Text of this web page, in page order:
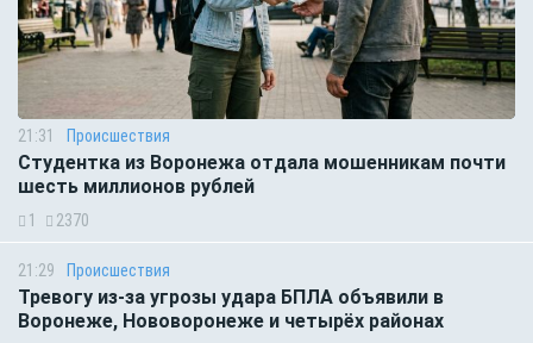
21:31 Происшествия
Студентка из Воронежа отдала мошенникам почти
шесть миллионов рублей
1 2370
21:29 Происшествия
Тревогу из-за угрозы удара БПЛА объявили в
Воронеже, Нововоронеже и четырёх районах